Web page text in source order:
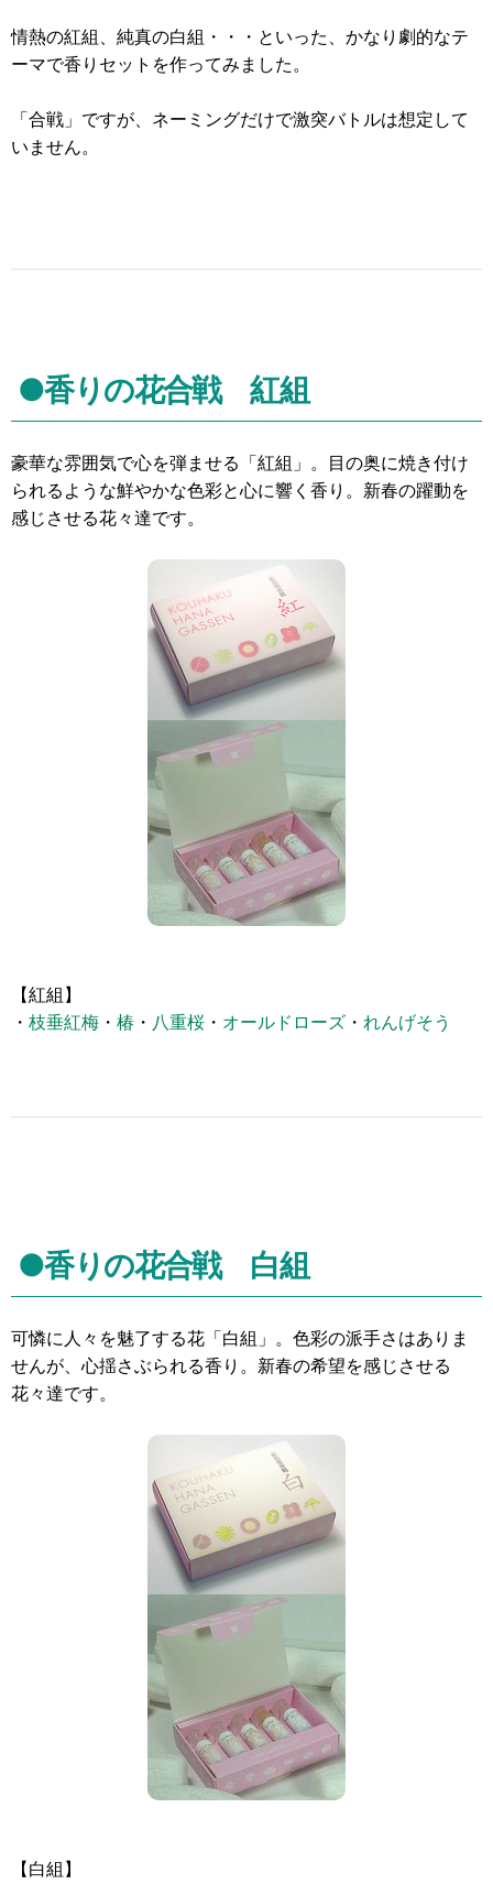
情熱の紅組、純真の白組・・・といった、かなり劇的なテ
ーマで香りセットを作ってみました。
「合戦」ですが、ネーミングだけで激突バトルは想定して
いません。
●香りの花合戦 紅組
豪華な雰囲気で心を弾ませる「紅組」。目の奥に焼き付け
られるような鮮やかな色彩と心に響く香り。新春の躍動を
感じさせる花々達です。
【紅組】
・ 枝垂紅梅 ・ 椿 ・ 八重桜 ・ オールドローズ ・ れんげそう
●香りの花合戦 白組
可憐に人々を魅了する花「白組」。色彩の派手さはありま
せんが、心揺さぶられる香り。新春の希望を感じさせる
花々達です。
【白組】